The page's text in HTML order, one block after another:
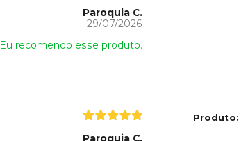
Paroquia C.
29/07/2026
Eu recomendo esse produto.
Paroquia C.
Produto: